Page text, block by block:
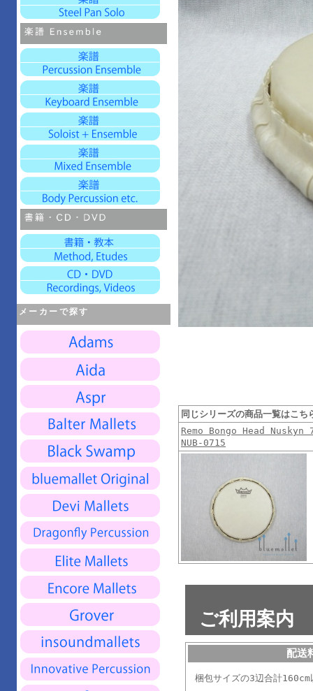
メーカーで探す
同じシリーズの商品一覧はこち
Remo Bongo Head Nuskyn
NUB-0715
ご利用案内
配送
梱包サイズの3辺合計